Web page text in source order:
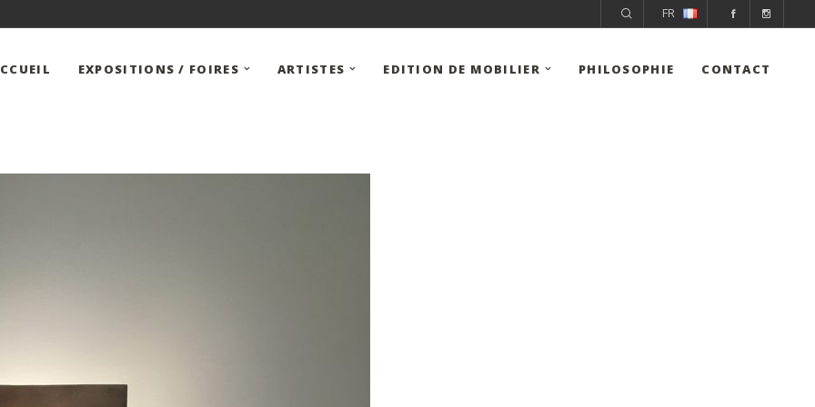
FR
EXPOSITIONS / FOIRES ARTISTES EDITION DE MOBILIER PHILOSOPHIE CONTACT